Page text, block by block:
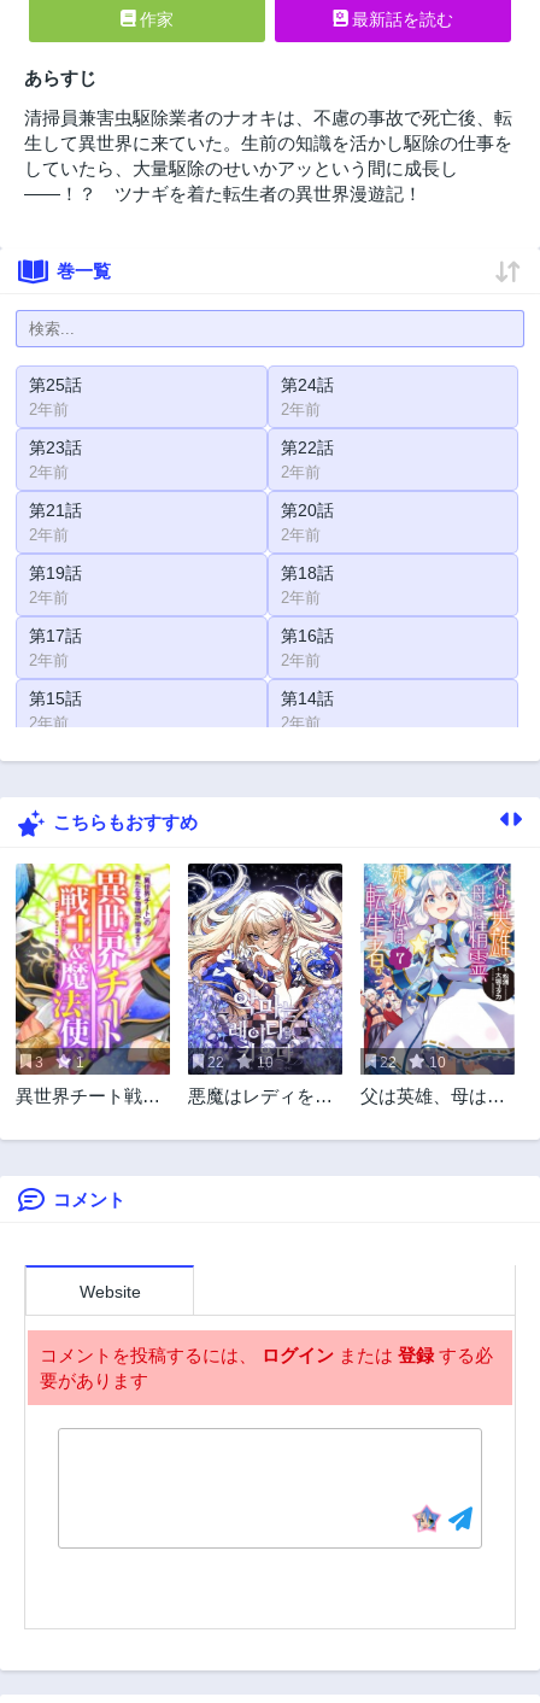
作家 最新話を読む
あらすじ
清掃員兼害虫駆除業者のナオキは、不慮の事故で死亡後、転
生して異世界に来ていた。生前の知識を活かし駆除の仕事を
していたら、大量駆除のせいかアッという間に成長し
――！？ ツナギを着た転生者の異世界漫遊記！
巻一覧
第25話
2年前
第24話
2年前
第23話
2年前
第22話
2年前
第21話
2年前
第20話
2年前
第19話
2年前
第18話
2年前
第17話
2年前
第16話
2年前
第15話
2年前
第14話
2年前
第13話 第12話
第11話
第9話
2年前
第8話
2年前
第7話
2年前
第6話
2年前
第5話
2年前
第4話
2年前
第3話
2年前
第2話
2年前
第1話
こちらもおすすめ
3 1
異世界チート戦士
22 10
悪魔はレディを育
22 10
父は英雄、母は精
者。
コメント
Website
コメントを投稿するには、 ログイン または 登録する必
要があります